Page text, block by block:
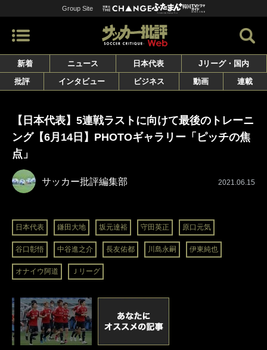
Group Site
新着 ニュース 日本代表
Jリーグ・国内
批評
インタビュー ビジネス 動画 連載
【日本代表】5連戦ラストに向けて最後のトレーニ
ング【6月14日】PHOTOギャラリー「ピッチの焦
点」
サッカー批評編集部 2021.06.15
日本代表 鎌田大地 坂元達裕 守田英正 原口元気
谷口彰悟 中谷進之介 長友佑都 川島永嗣 伊東純也
オナイウ阿道 Ｊリーグ